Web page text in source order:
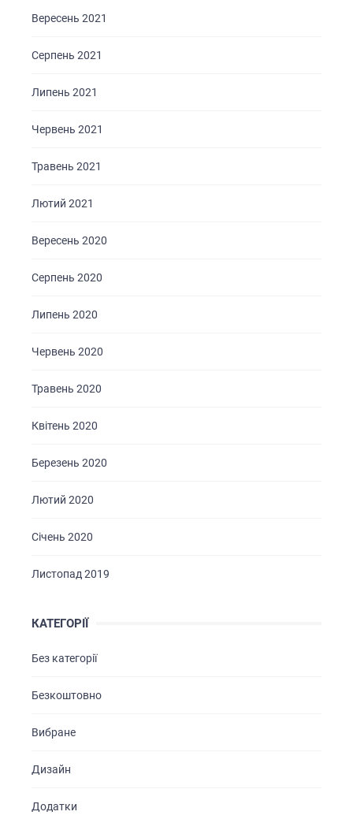
Вересень 2021
Серпень 2021
Липень 2021
Червень 2021
Травень 2021
Лютий 2021
Вересень 2020
Серпень 2020
Липень 2020
Червень 2020
Травень 2020
Квітень 2020
Березень 2020
Лютий 2020
Січень 2020
Листопад 2019
КАТЕГОРІЇ
Без категорії
Безкоштовно
Вибране
Дизайн
Додатки